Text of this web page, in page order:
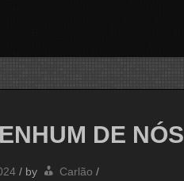
DE NÓS
/ by Carlão /